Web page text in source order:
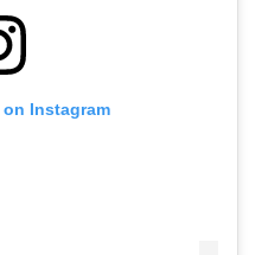
Instagram